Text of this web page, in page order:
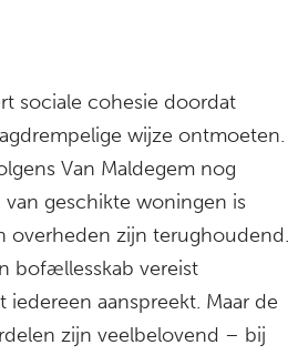
sociale cohesie doordat
wijze ontmoeten.
Van Maldegem nog
van geschikte woningen is
overheden zijn terughoudend.
bofællesskab vereist
aanspreekt. Maar de
zijn veelbelovend – bij